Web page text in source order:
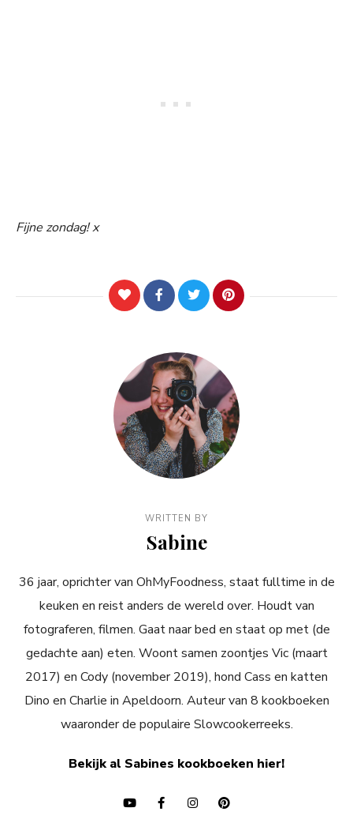
Fijne zondag! x
WRITTEN BY
Sabine
36 jaar, oprichter van OhMyFoodness, staat fulltime in de
keuken en reist anders de wereld over. Houdt van
fotograferen, filmen. Gaat naar bed en staat op met (de
gedachte aan) eten. Woont samen zoontjes Vic (maart
2017) en Cody (november 2019), hond Cass en katten
Dino en Charlie in Apeldoorn. Auteur van 8 kookboeken
waaronder de populaire Slowcookerreeks.
Bekijk al Sabines kookboeken hier!